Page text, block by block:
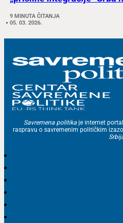
9 MINUTA ČITANJA
05. 03. 2026.
Savremena politika je internet
raspravu o savremenim političkim